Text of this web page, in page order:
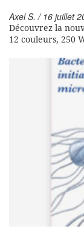
Axel S. / 16 juillet
Découvrez la
12 couleurs, 250